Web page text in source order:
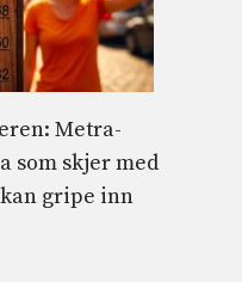
Metra-
som skjer med
gripe inn